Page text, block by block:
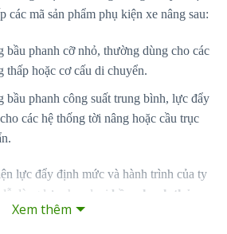
các mã sản phẩm phụ kiện xe nâng sau:
bầu phanh cỡ nhỏ, thường dùng cho các
thấp hoặc cơ cấu di chuyển.
bầu phanh công suất trung bình, lực đẩy
các hệ thống tời nâng hoặc cầu trục
lực đẩy định mức và hành trình của ty
dàng lựa chọn loại bầu phanh thủy
má phanh.
Xem thêm